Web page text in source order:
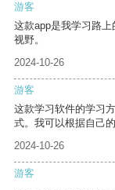
游客
这款app是我学习路
视野。
2024-10-26
游客
这款学习软件的学习
式。我可以根据自己
2024-10-26
游客